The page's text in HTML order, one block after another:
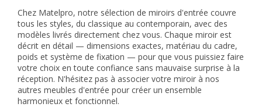
Chez Matelpro, notre sélection de miroirs d'entrée couvre
tous les styles, du classique au contemporain, avec des
modèles livrés directement chez vous. Chaque miroir est
décrit en détail — dimensions exactes, matériau du cadre,
poids et système de fixation — pour que vous puissiez faire
votre choix en toute confiance sans mauvaise surprise à la
réception. N'hésitez pas à associer votre miroir à nos
autres meubles d'entrée pour créer un ensemble
harmonieux et fonctionnel.